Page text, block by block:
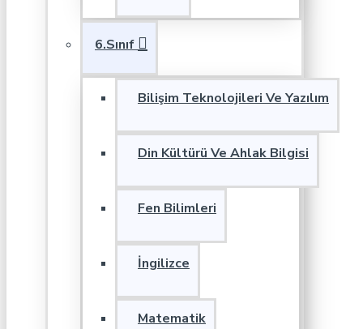
6.Sınıf
Bilişim Teknolojileri Ve Yazılım
Din Kültürü Ve Ahlak Bilgisi
Fen Bilimleri
İngilizce
Matematik